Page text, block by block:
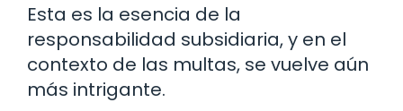
Esta es la esencia de la
responsabilidad subsidiaria, y en el
contexto de las multas, se vuelve aún
más intrigante.